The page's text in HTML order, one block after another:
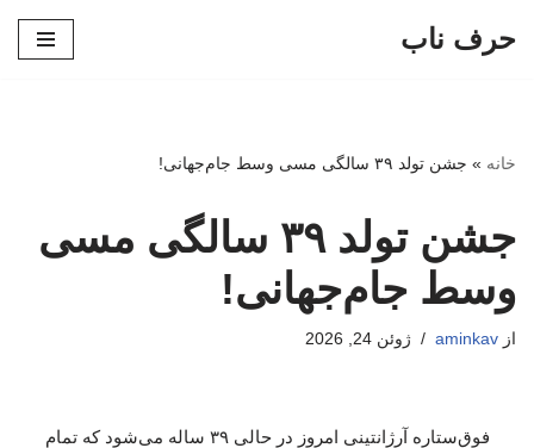
حرف ناب
خانه » جشن تولد ۳۹ سالگی مسی وسط جام‌جهانی!
جشن تولد ۳۹ سالگی مسی
وسط جام‌جهانی!
از aminkav ژوئن 24, 2026
فوق‌ستاره آرژانتینی امروز در حالی ۳۹ ساله می‌شود که تمام